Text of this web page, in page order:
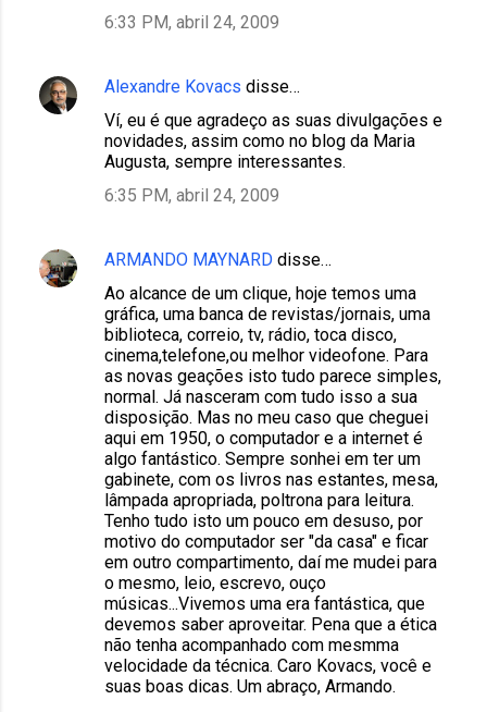
6:33 PM, abril 24, 2009
Alexandre Kovacs disse…
Ví, eu é que agradeço as suas divulgações e
novidades, assim como no blog da Maria
Augusta, sempre interessantes.
6:35 PM, abril 24, 2009
ARMANDO MAYNARD disse…
Ao alcance de um clique, hoje temos uma
gráfica, uma banca de revistas/jornais, uma
biblioteca, correio, tv, rádio, toca disco,
cinema,telefone,ou melhor videofone. Para
as novas geações isto tudo parece simples,
normal. Já nasceram com tudo isso a sua
disposição. Mas no meu caso que cheguei
aqui em 1950, o computador e a internet é
algo fantástico. Sempre sonhei em ter um
gabinete, com os livros nas estantes, mesa,
lâmpada apropriada, poltrona para leitura.
Tenho tudo isto um pouco em desuso, por
motivo do computador ser "da casa" e ficar
em outro compartimento, daí me mudei para
o mesmo, leio, escrevo, ouço
músicas...Vivemos uma era fantástica, que
devemos saber aproveitar. Pena que a ética
não tenha acompanhado com mesmma
velocidade da técnica. Caro Kovacs, você e
suas boas dicas. Um abraço, Armando.